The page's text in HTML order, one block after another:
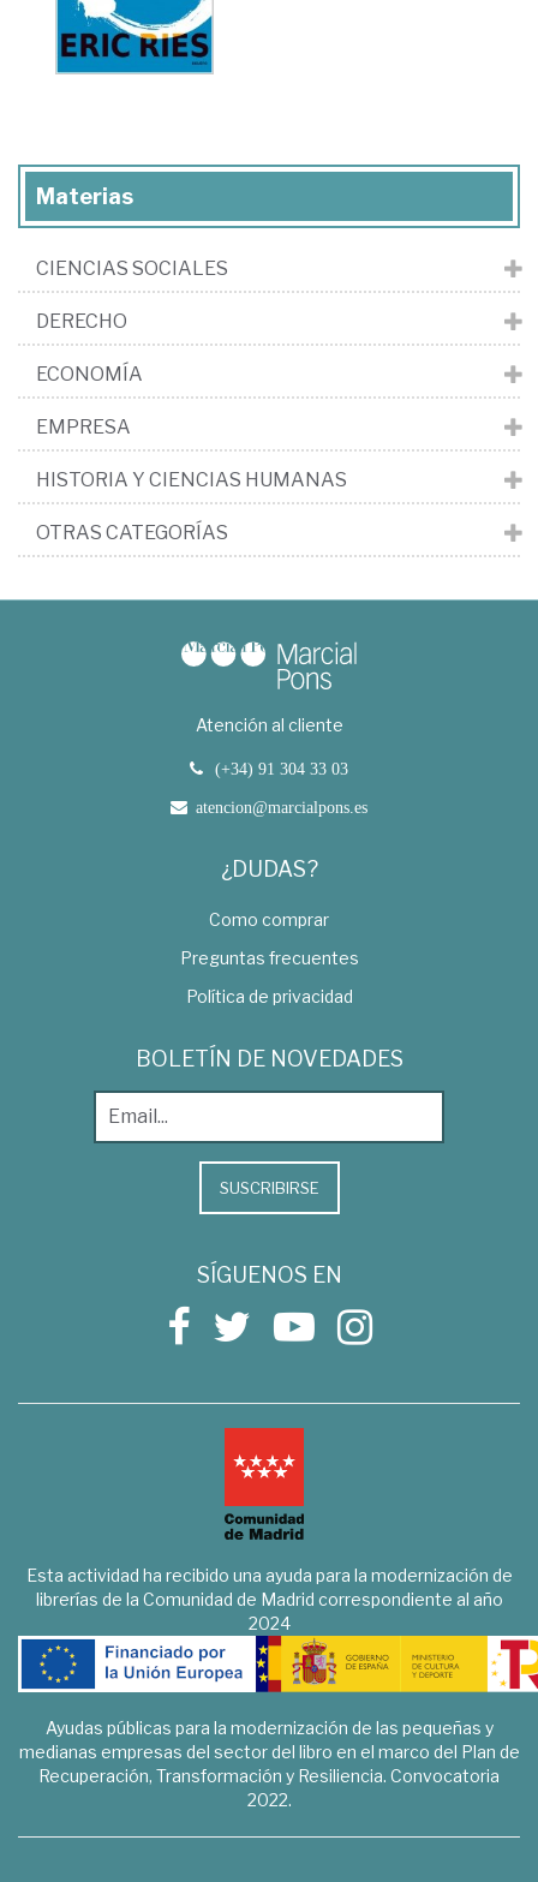
Materias
CIENCIAS SOCIALES
DERECHO
ECONOMÍA
EMPRESA
HISTORIA Y CIENCIAS HUMANAS
OTRAS CATEGORÍAS
Atención al cliente
(+34) 91 304 33 03
atencion@marcialpons.es
¿DUDAS?
Como comprar
Preguntas frecuentes
Política de privacidad
BOLETÍN DE NOVEDADES
SUSCRIBIRSE
SÍGUENOS EN
Esta actividad ha recibido una ayuda para la modernización de
librerías de la Comunidad de Madrid correspondiente al año
2024
Ayudas públicas para la modernización de las pequeñas y
medianas empresas del sector del libro en el marco del Plan de
Recuperación, Transformación y Resiliencia. Convocatoria
2022.